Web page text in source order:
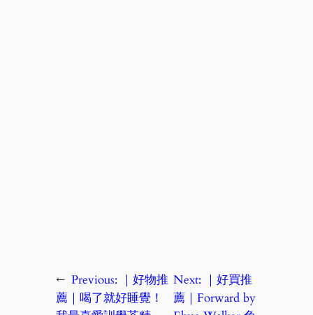
← Previous: ｜好物推
薦｜喝了就好睡覺！
Next: ｜好買推
薦｜Forward by